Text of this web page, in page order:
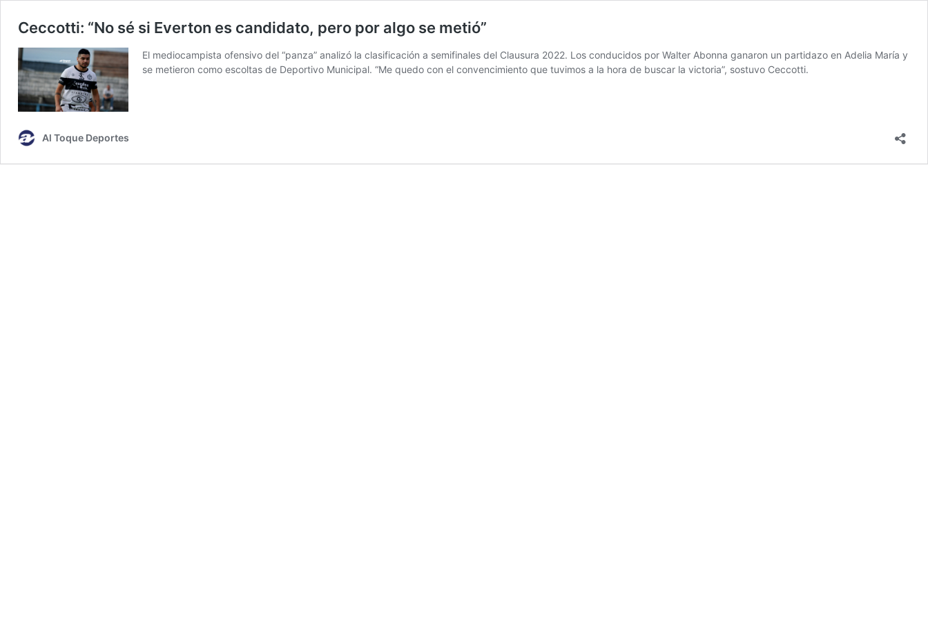
Ceccotti: “No sé si Everton es candidato, pero por algo se metió”
El mediocampista ofensivo del “panza” analizó la clasificación a semifinales del Clausura 2022. Los conducidos por Walter Abonna ganaron un partidazo en Adelia María y
se metieron como escoltas de Deportivo Municipal. “Me quedo con el convencimiento que tuvimos a la hora de buscar la victoria”, sostuvo Ceccotti.
Al Toque Deportes